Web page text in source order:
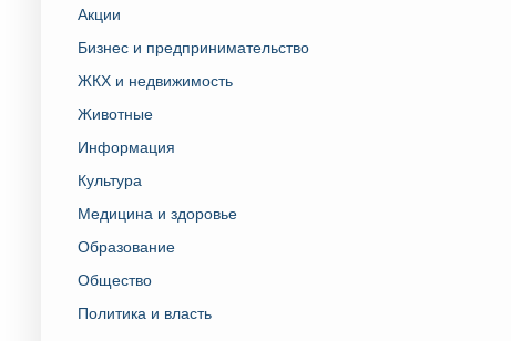
Акции
Бизнес и предпринимательство
ЖКХ и недвижимость
Животные
Информация
Культура
Медицина и здоровье
Образование
Общество
Политика и власть